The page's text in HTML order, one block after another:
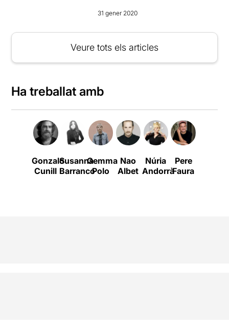
31 gener 2020
Veure tots els articles
Ha treballat amb
Gonzalo
Cunill
Susanna
Barranco
Gemma
Polo
Nao
Albet
Núria
Andorrà
Pere
Faura